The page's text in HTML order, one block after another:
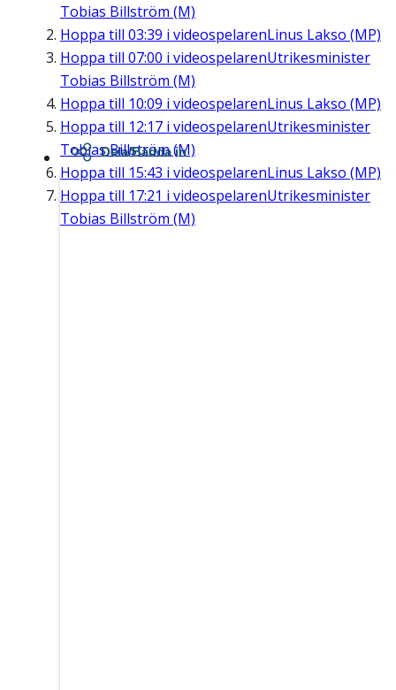
Tobias Billström (M)
Hoppa till 03:39 i videospelarenLinus Lakso (MP)
Hoppa till 07:00 i videospelarenUtrikesminister
Tobias Billström (M)
Hoppa till 10:09 i videospelarenLinus Lakso (MP)
Hoppa till 12:17 i videospelarenUtrikesminister
Tobias Billström (M)
Hoppa till 15:43 i videospelarenLinus Lakso (MP)
Hoppa till 17:21 i videospelarenUtrikesminister
Tobias Billström (M)
Dela/Bädda in